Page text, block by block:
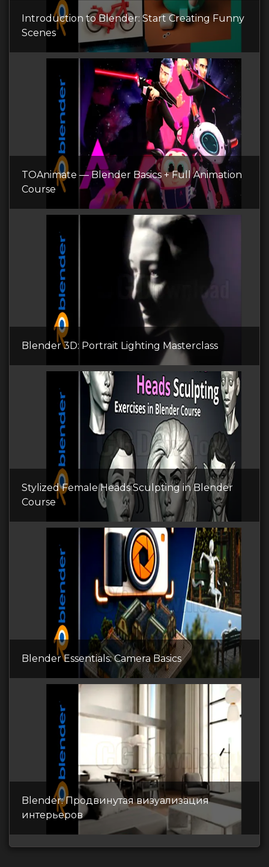
Introduction to Blender: Start Creating Funny
Scenes
TOAnimate — Blender Basics + Full Animation
Course
Blender 3D: Portrait Lighting Masterclass
Stylized Female Heads Sculpting in Blender
Course
Blender Essentials: Camera Basics
Blender: Продвинутая визуализация
интерьеров